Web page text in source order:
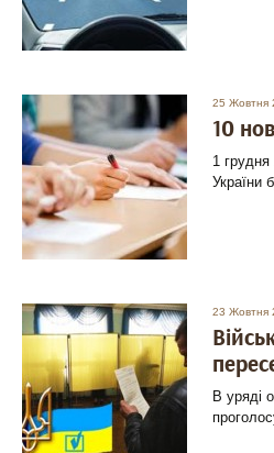
25 Жовтня
10
1 грудня
України
23 Жовтня
В уряді